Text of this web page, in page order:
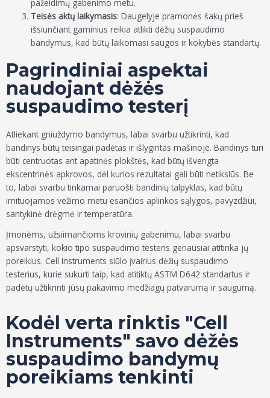
pažeidimų gabenimo metu.
Teisės aktų laikymasis: Daugelyje pramonės šakų prieš
išsiunčiant gaminius reikia atlikti dėžių suspaudimo
bandymus, kad būtų laikomasi saugos ir kokybės standartų.
Pagrindiniai aspektai
naudojant dėžės
suspaudimo testerį
Atliekant gniuždymo bandymus, labai svarbu užtikrinti, kad
bandinys būtų teisingai padėtas ir išlygintas mašinoje. Bandinys turi
būti centruotas ant apatinės plokštės, kad būtų išvengta
ekscentrinės apkrovos, dėl kurios rezultatai gali būti netikslūs. Be
to, labai svarbu tinkamai paruošti bandinių talpyklas, kad būtų
imituojamos vežimo metu esančios aplinkos sąlygos, pavyzdžiui,
santykinė drėgmė ir temperatūra.
Įmonėms, užsiimančioms krovinių gabenimu, labai svarbu
apsvarstyti, kokio tipo suspaudimo testeris geriausiai atitinka jų
poreikius. Cell Instruments siūlo įvairius dėžių suspaudimo
testerius, kurie sukurti taip, kad atitiktų ASTM D642 standartus ir
padėtų užtikrinti jūsų pakavimo medžiagų patvarumą ir saugumą.
Kodėl verta rinktis "Cell
Instruments" savo dėžės
suspaudimo bandymų
poreikiams tenkinti